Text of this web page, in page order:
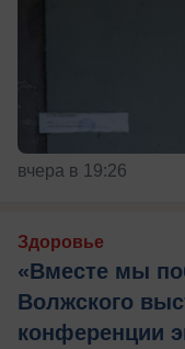
вчера в 19:26
Здоровье
«Вместе мы
Волжского
конференции